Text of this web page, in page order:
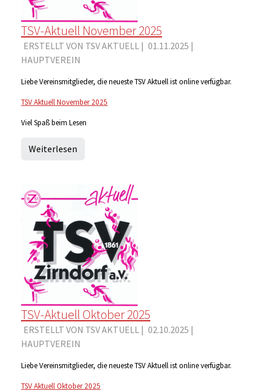
TSV-Aktuell November 2025
ERSTELLT VON TSV AKTUELL | 01.11.2025 |
HAUPTVEREIN
Liebe Vereinsmitglieder, die neueste TSV Aktuell ist online verfügbar.
TSV Aktuell November 2025
Viel Spaß beim Lesen
Weiterlesen
TSV-Aktuell Oktober 2025
ERSTELLT VON TSV AKTUELL | 02.10.2025 |
HAUPTVEREIN
Liebe Vereinsmitglieder, die neueste TSV Aktuell ist online verfügbar.
TSV Aktuell Oktober 2025